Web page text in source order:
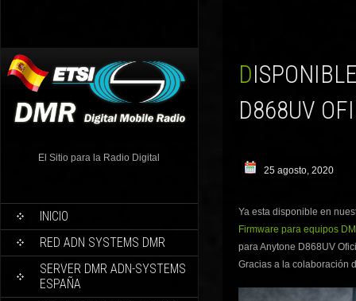
El Sitio para la Radio Digital
INICIO
RED ADN SYSTEMS DMR
SERVER DMR ADN-SYSTEMS
ESPAÑA
DISPONIBLE V1.39 CPS Y FIRMWARE V.2.39 ANYTONE
D868UV
25 agosto, 2020
Ya esta disponible en
Firmware para equipos
para Anytone D868UV
Gracias a la colaboración